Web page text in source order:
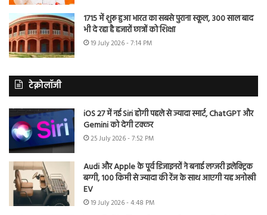
1715 में शुरू हुआ भारत का सबसे पुराना स्कूल, 300 साल बाद
भी दे रहा है हजारों छात्रों को शिक्षा
19 July 2026 - 7:14 PM
टेक्नोलॉजी
iOS 27 में नई Siri होगी पहले से ज्यादा स्मार्ट, ChatGPT और
Gemini को देगी टक्कर
25 July 2026 - 7:52 PM
Audi और Apple के पूर्व डिजाइनरों ने बनाई लग्जरी इलेक्ट्रिक
बग्गी, 100 किमी से ज्यादा की रेंज के साथ आएगी यह अनोखी
EV
19 July 2026 - 4:48 PM